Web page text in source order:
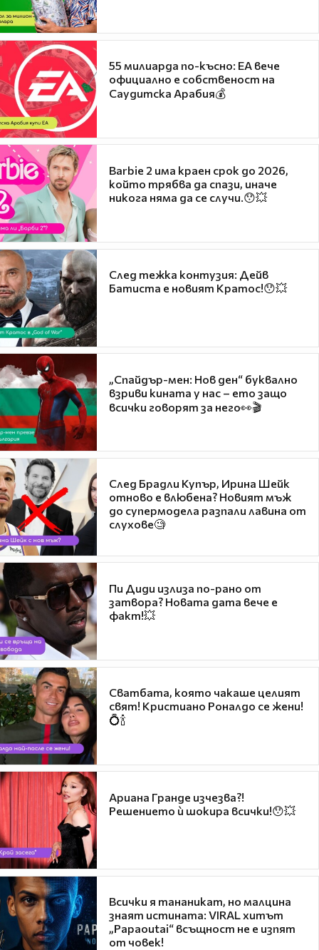
55 милиарда по-късно: EA вече
официално е собственост на
Саудитска Арабия💰
Barbie 2 има краен срок до 2026,
който трябва да спази, иначе
никога няма да се случи.😯💥
След тежка контузия: Дейв
Батиста е новият Кратос!😯💥
„Спайдър-мен: Нов ден“ буквално
взриви кината у нас – ето защо
всички говорят за него👀🎬
След Брадли Купър, Ирина Шейк
отново е влюбена? Новият мъж
до супермодела разпали лавина от
слухове🧐
Пи Диди излиза по-рано от
затвора? Новата дата вече е
факт!💥
Сватбата, която чакаше целият
свят! Кристиано Роналдо се жени!
💍🍾
Ариана Гранде изчезва?!
Решението ѝ шокира всички!😯💥
Всички я тананикат, но малцина
знаят истината: VIRAL хитът
„Papaoutai“ всъщност не е изпят
от човек!